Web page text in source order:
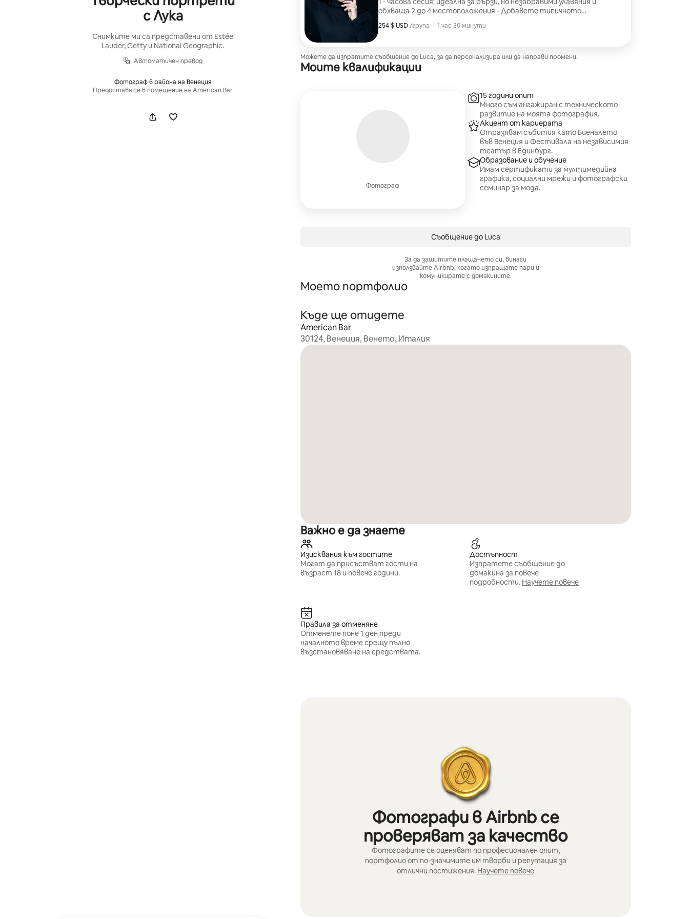
с Лука
Снимките ми са представени от Estée
Lauder, Getty и National Geographic.
Автоматичен превод
Фотограф в района на Венеция
Предоставя се в помещение на American Bar
обхваща 2 до 4 местоположения - Добавете типичното
път на града
254 $ USD /група
254 $ USD за група
, · 1 час 30 минути
Можете да изпратите съобщение до Luca, за да персонализира или да направи промени.
Моите квалификации
Фотограф
15 години опит
Много съм ангажиран с техническото
развитие на моята фотография.
Акцент от кариерата
Отразявам събития като Биеналето
във Венеция и Фестивала на независимия
театър в Единбург.
Образование и обучение
Имам сертификати за мултимедийна
графика, социални мрежи и фотографски
семинар за мода.
Съобщение до Luca
За да защитите плащането си, винаги
използвайте Airbnb, когато изпращате пари и
комуникирате с домакините.
Моето портфолио
Къде ще отидете
American Bar
30124, Венеция, Венето, Италия
Важно е да знаете
Изисквания към гостите
Могат да присъстват гости на
възраст 18 и повече години.
Достъпност
Изпратете съобщение до
домакина за повече
подробности. Научете повече
Правила за отменяне
Отменете поне 1 ден преди
началното време срещу пълно
възстановяване на средствата.
Фотографи в Airbnb се
проверяват за качество
Фотографите се оценяват по професионален опит,
портфолио от по-значимите им творби и репутация за
отлични постижения. Научете повече